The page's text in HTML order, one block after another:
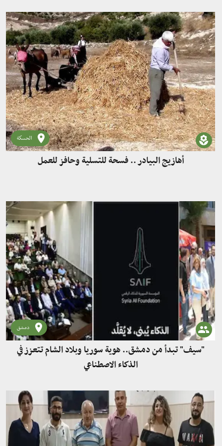
الحسكة
أهازيج البيادر .. فسحة للتسلية وحافز للعمل
دمشق
"سيف" تبدأ من دمشق.. هوية سوريا وبلاد الشام تتعزز في
الذكاء الاصطناعي